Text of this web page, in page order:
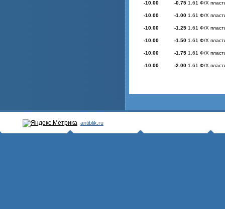
-10.00 -0.75 1.61 Ф/Х
-10.00 -1.00 1.61 Ф/Х
-10.00 -1.25 1.61 Ф/Х
-10.00 -1.50 1.61 Ф/Х
-10.00 -1.75 1.61 Ф/Х
-10.00 -2.00 1.61 Ф/Х
antiblik.ru